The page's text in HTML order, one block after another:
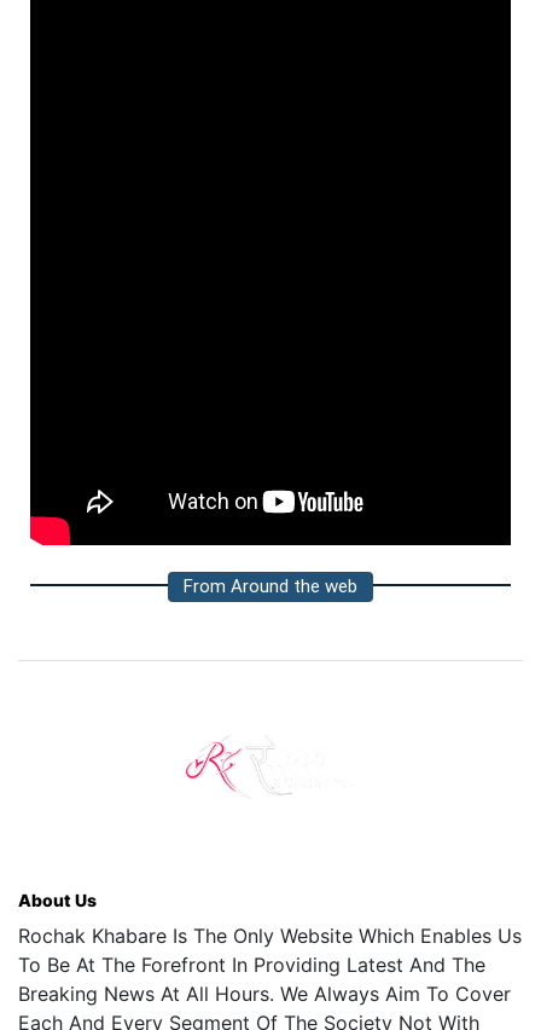
From Around the web
About Us
Rochak Khabare Is The Only Website Which Enables Us
To Be At The Forefront In Providing Latest And The
Breaking News At All Hours. We Always Aim To Cover
Each And Every Segment Of The Society Not With